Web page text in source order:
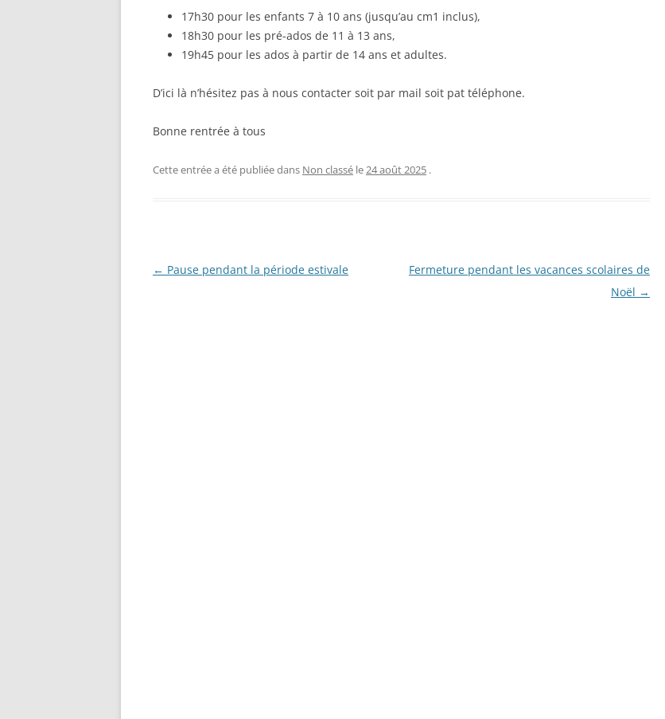
17h30 pour les enfants 7 à 10 ans (jusqu’au cm1 inclus),
18h30 pour les pré-ados de 11 à 13 ans,
19h45 pour les ados à partir de 14 ans et adultes.
D’ici là n’hésitez pas à nous contacter soit par mail soit pat téléphone.
Bonne rentrée à tous
Cette entrée a été publiée dans Non classé le24 août 2025 .
Navigation
← Pause pendant la période estivale
Fermeture pendant les vacances scolaires de
Noël →